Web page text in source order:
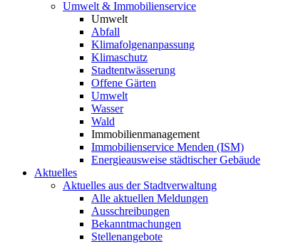
Umwelt & Immobilienservice
Umwelt
Abfall
Klimafolgenanpassung
Klimaschutz
Stadtentwässerung
Offene Gärten
Umwelt
Wasser
Wald
Immobilienmanagement
Immobilienservice Menden (ISM)
Energieausweise städtischer Gebäude
Aktuelles
Aktuelles aus der Stadtverwaltung
Alle aktuellen Meldungen
Ausschreibungen
Bekanntmachungen
Stellenangebote